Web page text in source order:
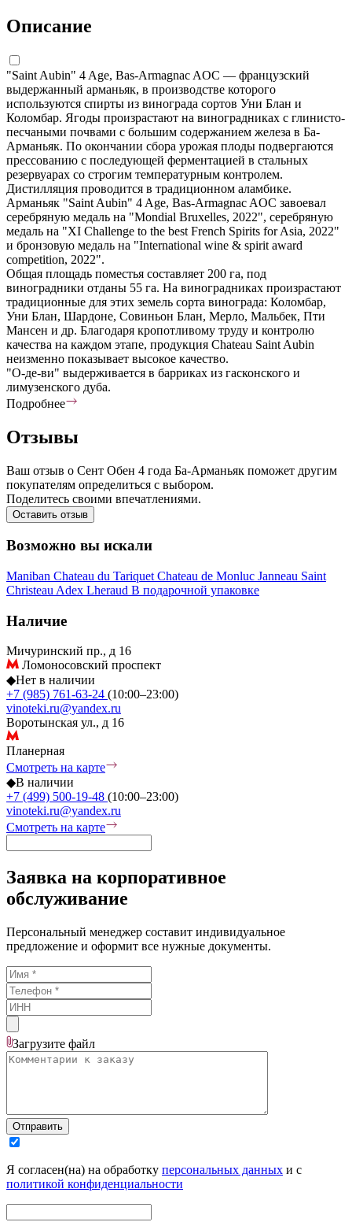
Описание
"Saint Aubin" 4 Age, Bas-Armagnac AOC — французский
выдержанный арманьяк, в производстве которого
используются спирты из винограда сортов Уни Блан и
Коломбар. Ягоды произрастают на виноградниках с глинисто-
песчаными почвами с большим содержанием железа в Ба-
Арманьяк. По окончании сбора урожая плоды подвергаются
прессованию с последующей ферментацией в стальных
резервуарах со строгим температурным контролем.
Дистилляция проводится в традиционном аламбике.
Арманьяк "Saint Aubin" 4 Age, Bas-Armagnac AOC завоевал
серебряную медаль на "Mondial Bruxelles, 2022", серебряную
медаль на "ХI Challenge to the best French Spirits for Asia, 2022"
и бронзовую медаль на "International wine & spirit award
competition, 2022".
Общая площадь поместья составляет 200 га, под
виноградники отданы 55 га. На виноградниках произрастают
традиционные для этих земель сорта винограда: Коломбар,
Уни Блан, Шардоне, Совиньон Блан, Мерло, Мальбек, Пти
Мансен и др. Благодаря кропотливому труду и контролю
качества на каждом этапе, продукция Chateau Saint Aubin
неизменно показывает высокое качество.
"О-де-ви" выдерживается в барриках из гасконского и
лимузенского дуба.
Подробнее
Отзывы
Ваш отзыв о Сент Обен 4 года Ба-Арманьяк поможет другим
покупателям определиться с выбором.
Поделитесь своими впечатлениями.
Оставить отзыв
Возможно вы искали
Maniban Chateau du Tariquet Chateau de Monluc Janneau Saint
Christeau Adex Lheraud В подарочной упаковке
Наличие
Мичуринский пр., д 16
Ломоносовский проспект
◆Нет в наличии
+7 (985) 761-63-24 (10:00–23:00)
vinoteki.ru@yandex.ru
Воротынская ул., д 16
Планерная
Смотреть на карте
◆В наличии
+7 (499) 500-19-48 (10:00–23:00)
vinoteki.ru@yandex.ru
Смотреть на карте
Заявка на корпоративное
обслуживание
Персональный менеджер составит индивидуальное
предложение и оформит все нужные документы.
Загрузите файл
Отправить
Я согласен(на) на обработку персональных данных и с
политикой конфиденциальности